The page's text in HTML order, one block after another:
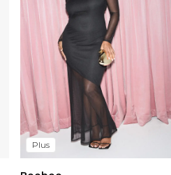
Plus